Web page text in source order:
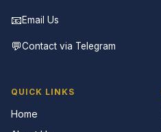
📧Email Us
💬Contact via Telegram
QUICK LINKS
Home